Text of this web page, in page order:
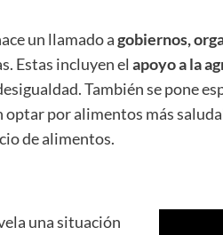
un llamado agobiernos,
Estas incluyen el apoyo a la
También se pone
optar por alimentos más
de alimentos.
una situación